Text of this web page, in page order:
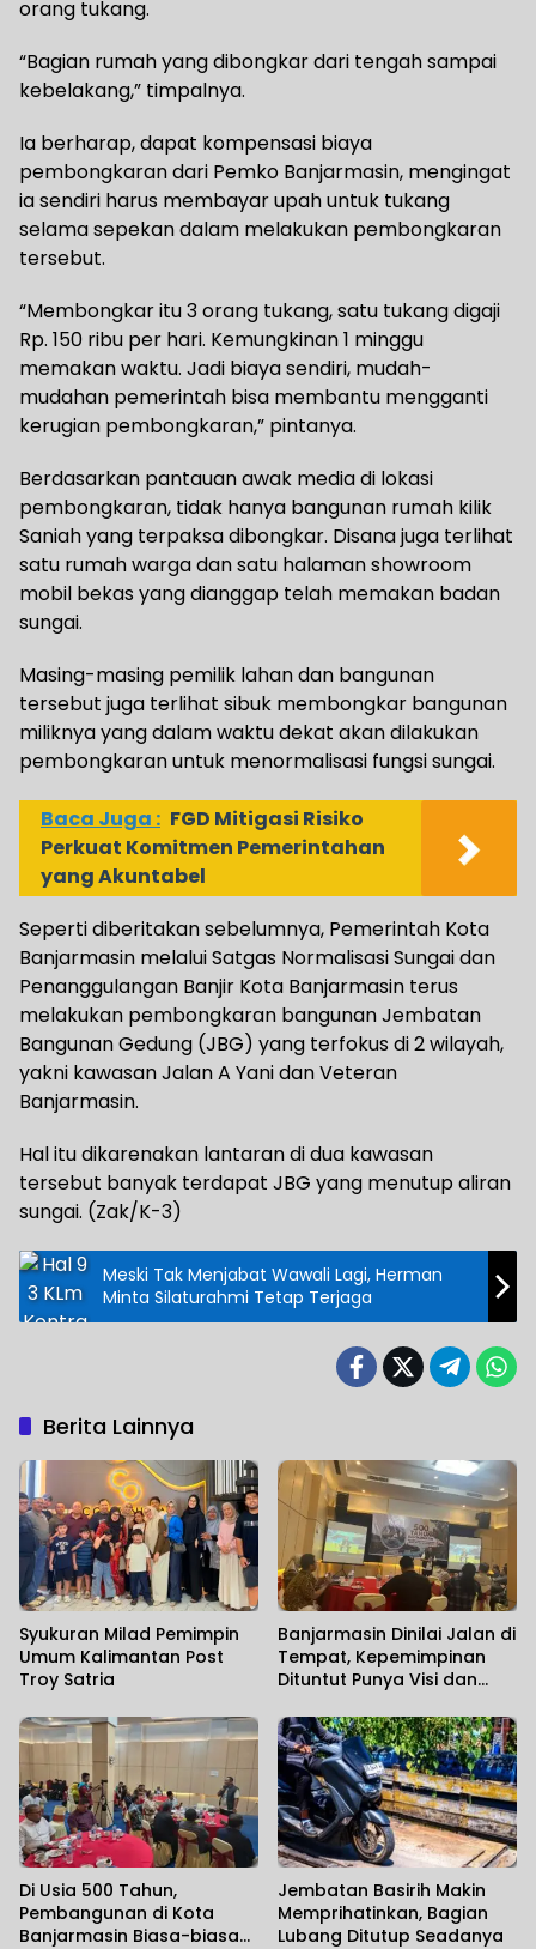
orang tukang.
“Bagian rumah yang dibongkar dari tengah sampai
kebelakang,” timpalnya.
Ia berharap, dapat kompensasi biaya
pembongkaran dari Pemko Banjarmasin, mengingat
ia sendiri harus membayar upah untuk tukang
selama sepekan dalam melakukan pembongkaran
tersebut.
“Membongkar itu 3 orang tukang, satu tukang digaji
Rp. 150 ribu per hari. Kemungkinan 1 minggu
memakan waktu. Jadi biaya sendiri, mudah-
mudahan pemerintah bisa membantu mengganti
kerugian pembongkaran,” pintanya.
Berdasarkan pantauan awak media di lokasi
pembongkaran, tidak hanya bangunan rumah kilik
Saniah yang terpaksa dibongkar. Disana juga terlihat
satu rumah warga dan satu halaman showroom
mobil bekas yang dianggap telah memakan badan
sungai.
Masing-masing pemilik lahan dan bangunan
tersebut juga terlihat sibuk membongkar bangunan
miliknya yang dalam waktu dekat akan dilakukan
pembongkaran untuk menormalisasi fungsi sungai.
Baca Juga : FGD Mitigasi Risiko
Perkuat Komitmen Pemerintahan
yang Akuntabel
Seperti diberitakan sebelumnya, Pemerintah Kota
Banjarmasin melalui Satgas Normalisasi Sungai dan
Penanggulangan Banjir Kota Banjarmasin terus
melakukan pembongkaran bangunan Jembatan
Bangunan Gedung (JBG) yang terfokus di 2 wilayah,
yakni kawasan Jalan A Yani dan Veteran
Banjarmasin.
Hal itu dikarenakan lantaran di dua kawasan
tersebut banyak terdapat JBG yang menutup aliran
sungai. (Zak/K-3)
Meski Tak Menjabat Wawali Lagi, Herman
Minta Silaturahmi Tetap Terjaga
Berita Lainnya
Syukuran Milad Pemimpin
Umum Kalimantan Post
Troy Satria
Banjarmasin Dinilai Jalan di
Tempat, Kepemimpinan
Dituntut Punya Visi dan
Di Usia 500 Tahun,
Pembangunan di Kota
Banjarmasin Biasa-biasa
Jembatan Basirih Makin
Memprihatinkan, Bagian
Lubang Ditutup Seadanya